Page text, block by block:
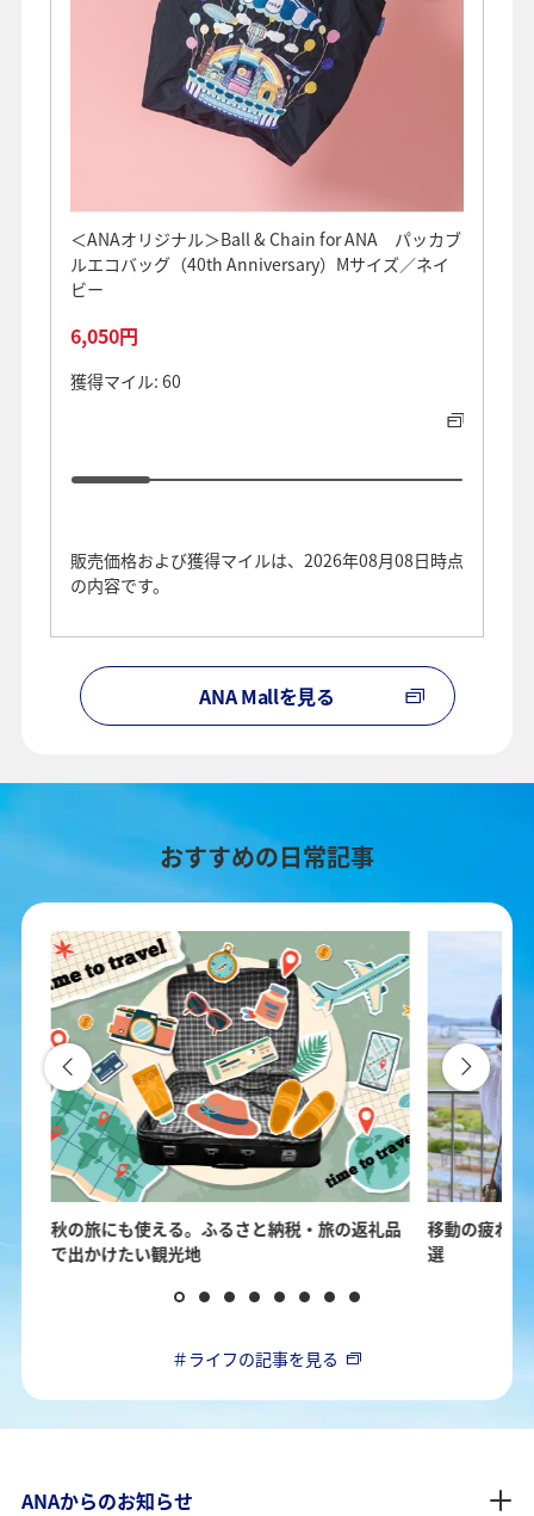
＜ANAオリジナル＞Ball & Chain for ANA パッカブ
ルエコバッグ（40th Anniversary）Mサイズ／ネイ
ビー
6,050円
獲得マイル: 60
販売価格および獲得マイルは、2026年08月08日時点
の内容です。
ANA Mallを見る
おすすめの日常記事
秋の旅にも使える。ふるさと納税・旅の返礼品
で出かけたい観光地
移動の疲れを
選
＃ライフの記事を見る
ANAからのお知らせ